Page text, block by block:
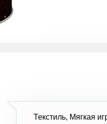
Текстиль, Мягкая